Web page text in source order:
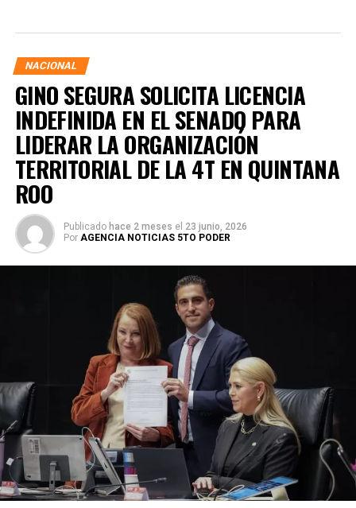
NACIONAL
GINO SEGURA SOLICITA LICENCIA
INDEFINIDA EN EL SENADO PARA
LIDERAR LA ORGANIZACIÓN
TERRITORIAL DE LA 4T EN QUINTANA
ROO
Publicado hace 2 meses el 23 junio, 2026
Por AGENCIA NOTICIAS 5TO PODER